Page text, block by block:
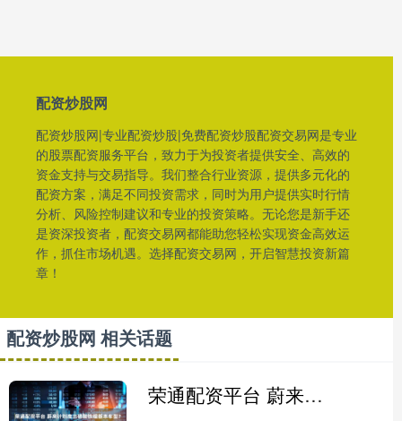
配资炒股网
配资炒股网|专业配资炒股|免费配资炒股配资交易网是专业
的股票配资服务平台，致力于为投资者提供安全、高效的
资金支持与交易指导。我们整合行业资源，提供多元化的
配资方案，满足不同投资需求，同时为用户提供实时行情
分析、风险控制建议和专业的投资策略。无论您是新手还
是资深投资者，配资交易网都能助您轻松实现资金高效运
作，抓住市场机遇。选择配资交易网，开启智慧投资新篇
章！
配资炒股网 相关话题
荣通配资平台 蔚来计划推出磷酸铁锂版本车型？蔚来回应：不予置评